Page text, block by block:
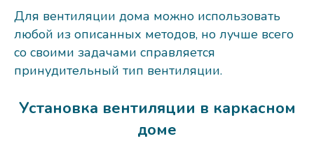
Для вентиляции дома можно использовать
любой из описанных методов, но лучше всего
со своими задачами справляется
принудительный тип вентиляции.
Установка вентиляции в каркасном
доме